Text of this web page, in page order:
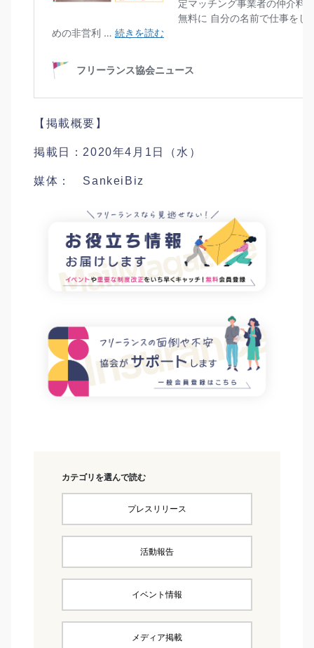
【掲載概要】
掲載日：2020年4月1日（水）
媒体： SankeiBiz
カテゴリを選んで読む
プレスリリース
活動報告
イベント情報
メディア掲載